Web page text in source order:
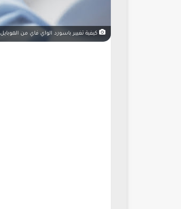
كيفية تغيير باسورد الواي فاي من الموبايل 2024